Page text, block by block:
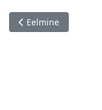
Eelmine artikkel: E.
Eelmine